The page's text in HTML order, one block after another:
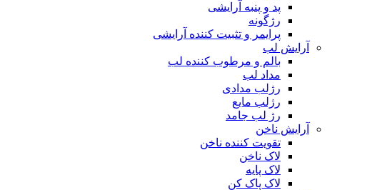
پد و پنبه آرایشی
رژگونه
پرایمر و تثبیت کننده آرایشی
آرایش لب
بالم و مرطوب کننده لب
مداد لب
رژلب مدادی
رژلب مایع
رژ لب جامد
آرایش ناخن
تقویت کننده ناخن
لاک ناخن
لاک پایه
لاک پاک کن